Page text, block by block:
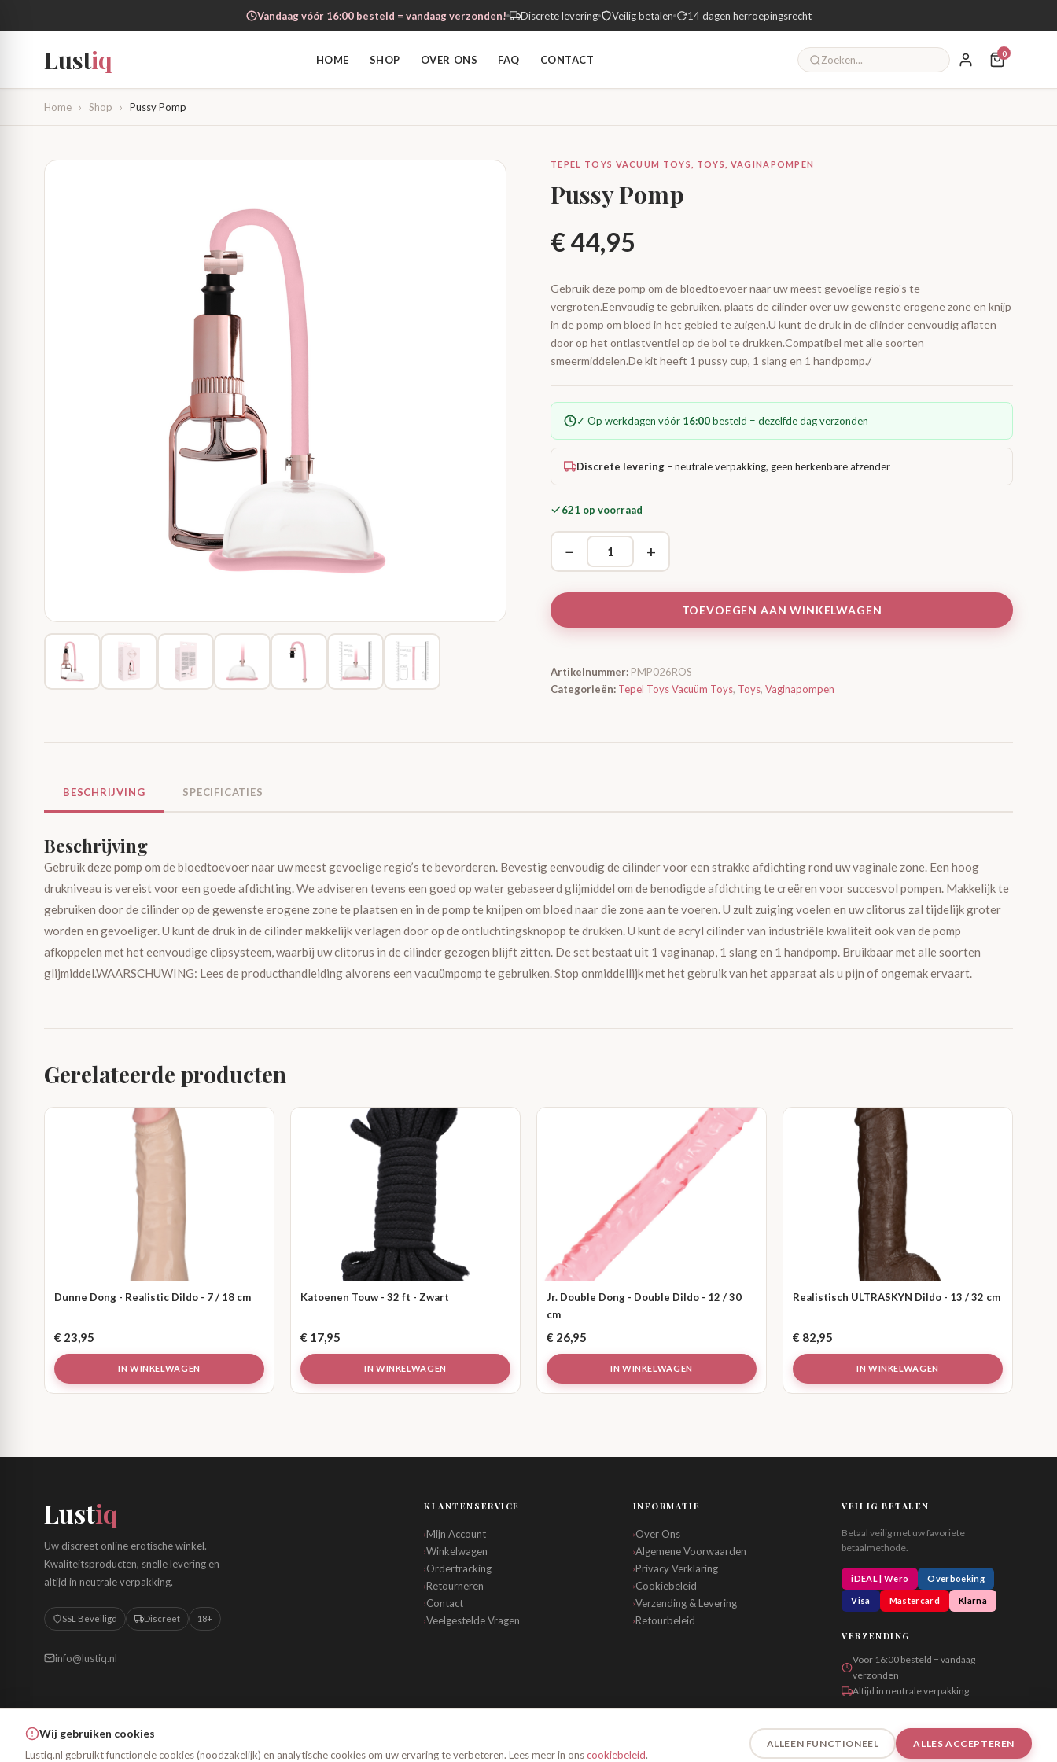
Vandaag vóór 16:00 besteld = vandaag verzonden! Discrete levering Veilig betalen 14 dagen herroepingsrecht
Lustiq HOME SHOP OVER ONS FAQ CONTACT
0
Home › Shop › Pussy Pomp
TEPEL TOYS VACUÜM TOYS, TOYS, VAGINAPOMPEN
Pussy Pomp
€44,95
Gebruik deze pomp om de bloedtoevoer naar uw meest gevoelige regio's te
vergroten.Eenvoudig te gebruiken, plaats de cilinder over uw gewenste erogene zone en knijp
in de pomp om bloed in het gebied te zuigen.U kunt de druk in de cilinder eenvoudig aflaten
door op het ontlastventiel op de bol te drukken.Compatibel met alle soorten
smeermiddelen.De kit heeft 1 pussy cup, 1 slang en 1 handpomp./
✓ Op werkdagen vóór 16:00besteld = dezelfde dag verzonden
Discrete levering – neutrale verpakking, geen herkenbare afzender
621 op voorraad
− +
TOEVOEGEN AAN WINKELWAGEN
Artikelnummer: PMP026ROS
Categorieën: Tepel Toys Vacuüm Toys, Toys, Vaginapompen
BESCHRIJVING SPECIFICATIES
Beschrijving
Gebruik deze pomp om de bloedtoevoer naar uw meest gevoelige regio’s te bevorderen. Bevestig eenvoudig de cilinder voor een strakke afdichting rond uw vaginale zone. Een hoog
drukniveau is vereist voor een goede afdichting. We adviseren tevens een goed op water gebaseerd glijmiddel om de benodigde afdichting te creëren voor succesvol pompen. Makkelijk te
gebruiken door de cilinder op de gewenste erogene zone te plaatsen en in de pomp te knijpen om bloed naar die zone aan te voeren. U zult zuiging voelen en uw clitorus zal tijdelijk groter
worden en gevoeliger. U kunt de druk in de cilinder makkelijk verlagen door op de ontluchtingsknopop te drukken. U kunt de acryl cilinder van industriële kwaliteit ook van de pomp
afkoppelen met het eenvoudige clipsysteem, waarbij uw clitorus in de cilinder gezogen blijft zitten. De set bestaat uit 1 vaginanap, 1 slang en 1 handpomp. Bruikbaar met alle soorten
glijmiddel.WAARSCHUWING: Lees de producthandleiding alvorens een vacuümpomp te gebruiken. Stop onmiddellijk met het gebruik van het apparaat als u pijn of ongemak ervaart.
Gerelateerde producten
Dunne Dong - Realistic Dildo - 7 / 18 cm
€ 23,95
IN WINKELWAGEN
Katoenen Touw - 32 ft - Zwart
€ 17,95
IN WINKELWAGEN
Jr. Double Dong - Double Dildo - 12 / 30
cm
€ 26,95
IN WINKELWAGEN
Realistisch ULTRASKYN Dildo - 13 / 32 cm
€ 82,95
IN WINKELWAGEN
Lustiq
Uw discreet online erotische winkel.
Kwaliteitsproducten, snelle levering en
altijd in neutrale verpakking.
SSL Beveiligd Discreet 18+
info@lustiq.nl
KLANTENSERVICE
›Mijn Account
›Winkelwagen
›Ordertracking
›Retourneren
›Contact
›Veelgestelde Vragen
INFORMATIE
›Over Ons
›Algemene Voorwaarden
›Privacy Verklaring
›Cookiebeleid
›Verzending & Levering
›Retourbeleid
VEILIG BETALEN
Betaal veilig met uw favoriete
betaalmethode.
iDEAL | Wero Overboeking
Visa Mastercard Klarna
VERZENDING
Voor 16:00 besteld = vandaag
verzonden
Altijd in neutrale verpakking
© 2026 Lustiq.nl – Alle rechten voorbehouden Algemene VoorwaardenPrivacy Cookiebeleid Uitsluitend voor personen van 18 jaar en ouder
Wij gebruiken cookies
Lustiq.nl gebruikt functionele cookies (noodzakelijk) en analytische cookies om uw ervaring te verbeteren. Lees meer in onscookiebeleid.
ALLEEN FUNCTIONEEL ALLES ACCEPTEREN